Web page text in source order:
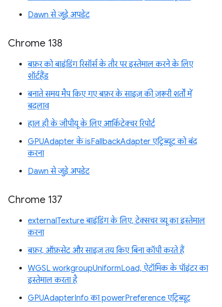
Dawn से जुड़े अपडेट
Chrome 138
बफ़र को बाइंडिंग रिसॉर्स के तौर पर इस्तेमाल करने के लिए
शॉर्टहैंड
बनाते समय मैप किए गए बफ़र के साइज़ की ज़रूरी शर्तों में
बदलाव
हाल ही के जीपीयू के लिए आर्किटेक्चर रिपोर्ट
GPUAdapter के isFallbackAdapter एट्रिब्यूट को बंद
करना
Dawn से जुड़े अपडेट
Chrome 137
externalTexture बाइंडिंग के लिए, टेक्सचर व्यू का इस्तेमाल
करना
बफ़र, ऑफ़सेट और साइज़ तय किए बिना कॉपी करते हैं
WGSL workgroupUniformLoad, ऐटॉमिक के पॉइंटर का
इस्तेमाल करता है
GPUAdapterInfo का powerPreference एट्रिब्यूट